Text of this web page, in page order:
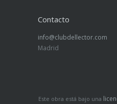
Contacto
info@clubdellector.com
Madrid
Este obra está bajo una